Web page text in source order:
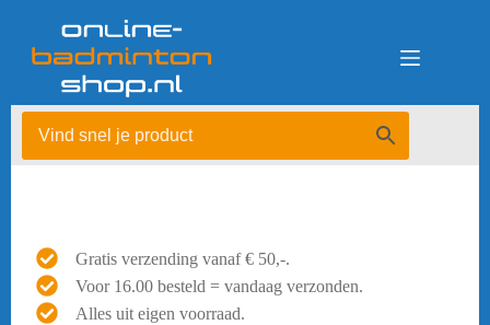
Gratis verzending vanaf € 50,-.
Voor 16.00 besteld = vandaag verzonden.
Alles uit eigen voorraad.